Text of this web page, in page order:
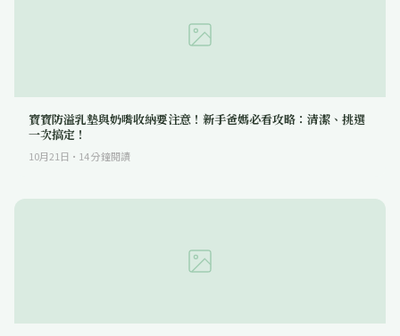
寶寶防溢乳墊與奶嘴收納要注意！新手爸媽必看攻略：清潔、挑選
一次搞定！
10月21日 · 14分鐘閱讀